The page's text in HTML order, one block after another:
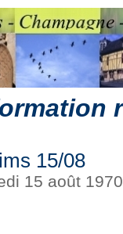
15/08
15 août